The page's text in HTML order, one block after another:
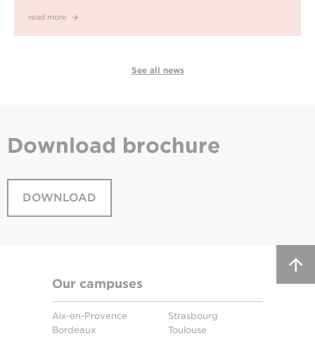
read more
See all news
Download brochure
DOWNLOAD
Our campuses
Aix-en-Provence
Bordeaux
Strasbourg
Toulouse